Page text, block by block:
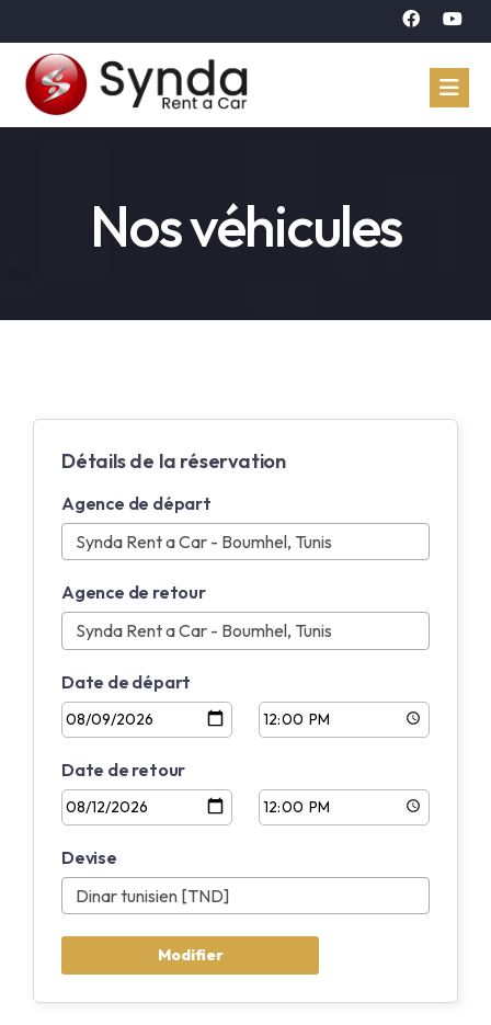
À propos
Langue
Arabe
Anglais
Nos véhicules
Détails de la réservation
Agence de départ
Agence de retour
Date de départ
Date de retour
Devise